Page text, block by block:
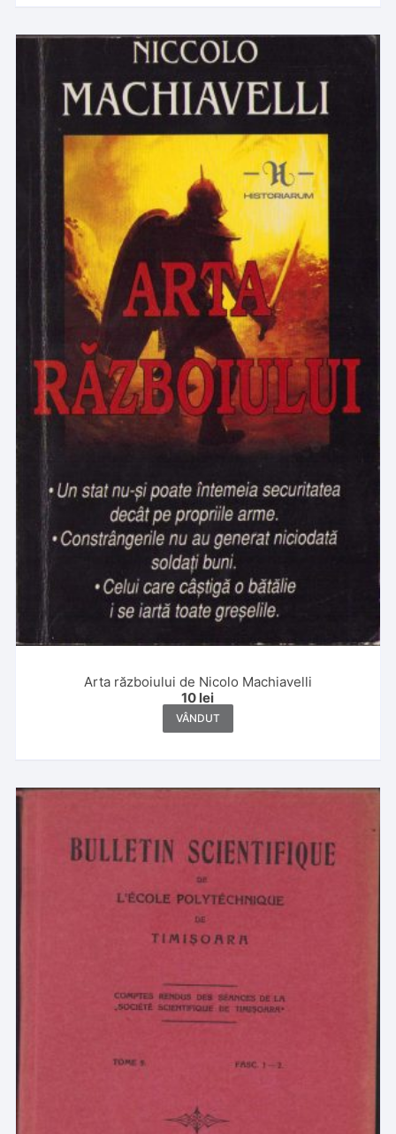
Arta războiului de Nicolo Machiavelli
10 lei
VÂNDUT